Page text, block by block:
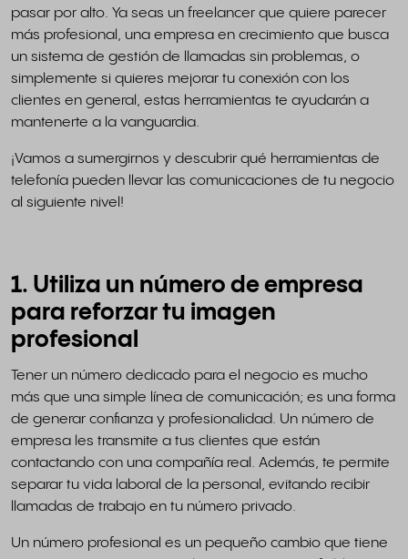
pasar por alto. Ya seas un freelancer que quiere parecer
más profesional, una empresa en crecimiento que busca
un sistema de gestión de llamadas sin problemas, o
simplemente si quieres mejorar tu conexión con los
clientes en general, estas herramientas te ayudarán a
mantenerte a la vanguardia.
¡Vamos a sumergirnos y descubrir qué herramientas de
telefonía pueden llevar las comunicaciones de tu negocio
al siguiente nivel!
1. Utiliza un número de empresa
para reforzar tu imagen
profesional
Tener un número dedicado para el negocio es mucho
más que una simple línea de comunicación; es una forma
de generar confianza y profesionalidad. Un número de
empresa les transmite a tus clientes que están
contactando con una compañía real. Además, te permite
separar tu vida laboral de la personal, evitando recibir
llamadas de trabajo en tu número privado.
Un número profesional es un pequeño cambio que tiene